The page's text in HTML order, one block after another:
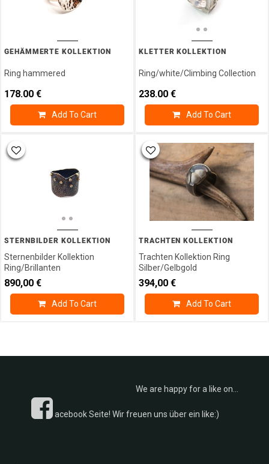
GEHÄMMERTE KOLLEKTION
Ring hammered
178.00 €
Add To Cart
KLETTER KOLLEKTION
Ring/white/Climbing Collection
238.00 €
Add To Cart
STERNBILDER KOLLEKTION
Sternenbilder Kollektion
Ring/Brillanten
890,00 €
Add To Cart
TRACHTEN KOLLEKTION
Trachten Kollektion Ring
Silber/Gelbgold
394,00 €
Add To Cart
We are happy for a like on...
acebook Seite! Wir freuen uns über ein like:)